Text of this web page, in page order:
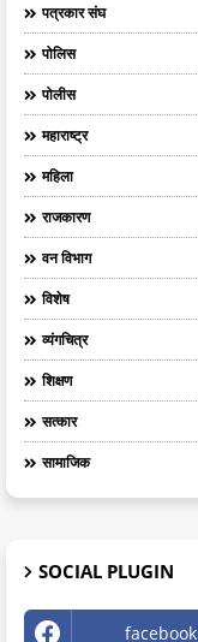
पत्रकार संघ
पोलिस
पोलीस
महाराष्ट्र
महिला
राजकारण
वन विभाग
विशेष
व्यंगचित्र
शिक्षण
सत्कार
सामाजिक
SOCIAL PLUGIN
facebook